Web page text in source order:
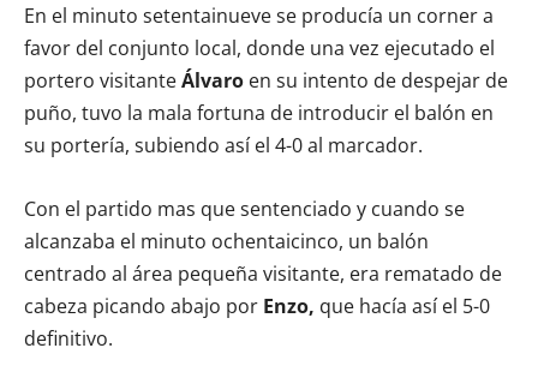
En el minuto setentainueve se producía un corner a
favor del conjunto local, donde una vez ejecutado el
portero visitanteÁlvaro en su intento de despejar de
puño, tuvo la mala fortuna de introducir el balón en
su portería, subiendo así el 4-0 al marcador.
Con el partido mas que sentenciado y cuando se
alcanzaba el minuto ochentaicinco, un balón
centrado al área pequeña visitante, era rematado de
cabeza picando abajo por Enzo, que hacía así el 5-0
definitivo.